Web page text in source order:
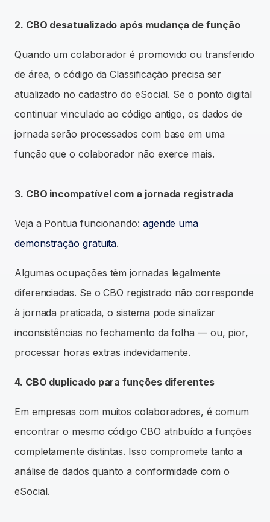
2. CBO desatualizado após mudança de função
Quando um colaborador é promovido ou transferido
de área, o código da Classificação precisa ser
atualizado no cadastro do eSocial. Se o ponto digital
continuar vinculado ao código antigo, os dados de
jornada serão processados com base em uma
função que o colaborador não exerce mais.
3. CBO incompatível com a jornada registrada
Veja a Pontua funcionando: agende uma
demonstração gratuita.
Algumas ocupações têm jornadas legalmente
diferenciadas. Se o CBO registrado não corresponde
à jornada praticada, o sistema pode sinalizar
inconsistências no fechamento da folha — ou, pior,
processar horas extras indevidamente.
4. CBO duplicado para funções diferentes
Em empresas com muitos colaboradores, é comum
encontrar o mesmo código CBO atribuído a funções
completamente distintas. Isso compromete tanto a
análise de dados quanto a conformidade com o
eSocial.